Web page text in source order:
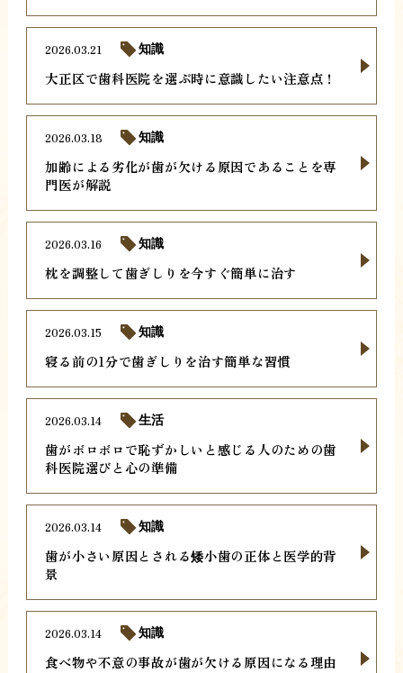
大正区で歯科医院を選ぶ時に意識したい注意点！
2026.03.21 知識
加齢による劣化が歯が欠ける原因であることを専
門医が解説
2026.03.18 知識
枕を調整して歯ぎしりを今すぐ簡単に治す
2026.03.16 知識
寝る前の1分で歯ぎしりを治す簡単な習慣
2026.03.15 知識
歯がボロボロで恥ずかしいと感じる人のための歯
科医院選びと心の準備
2026.03.14 生活
歯が小さい原因とされる矮小歯の正体と医学的背
景
2026.03.14 知識
食べ物や不意の事故が歯が欠ける原因になる理由
2026.03.14 知識